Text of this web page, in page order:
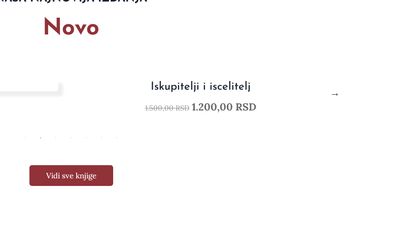
Novo
Iskupitelji i iscelitelj
1.500,00RSD 1.200,00 RSD
Vidi sve knjige